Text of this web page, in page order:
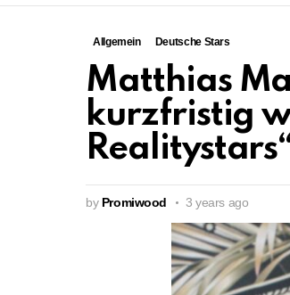
Allgemein Deutsche Stars
Matthias
kurzfristig
by Promiwood 3 years ago